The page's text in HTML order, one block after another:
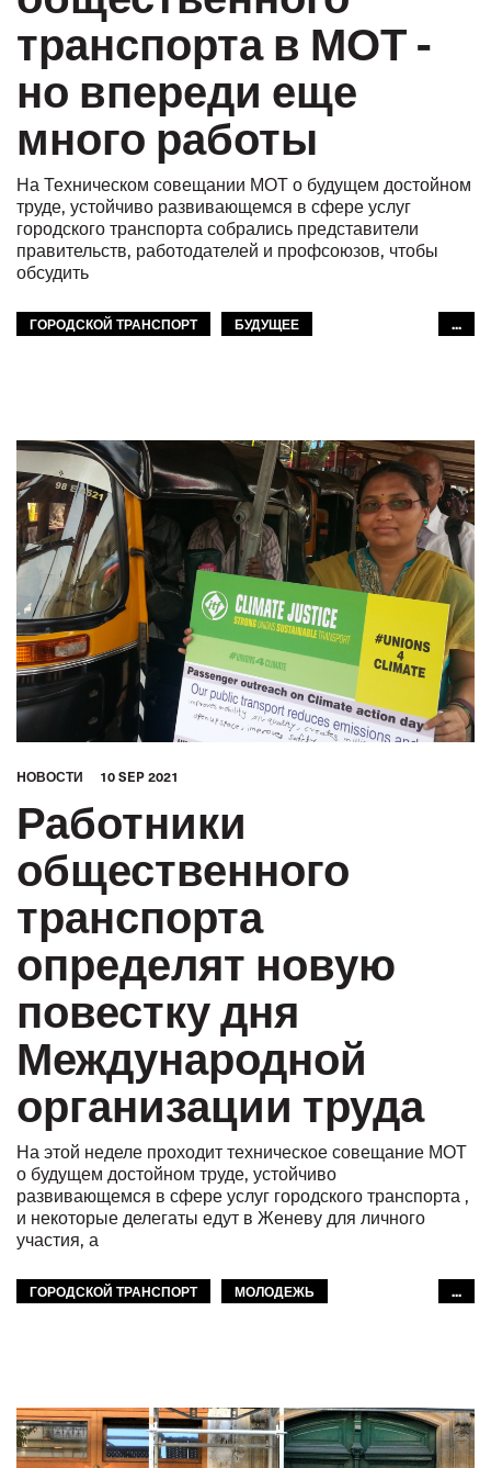
транспорта в МОТ -
но впереди еще
много работы
На Техническом совещании МОТ о будущем достойном
труде, устойчиво развивающемся в сфере услуг
городского транспорта собрались представители
правительств, работодателей и профсоюзов, чтобы
обсудить
ГОРОДСКОЙ ТРАНСПОРТ
БУДУЩЕЕ
...
HОВОСТИ 10 SEP 2021
Работники
общественного
транспорта
определят новую
повестку дня
Международной
организации труда
На этой неделе проходит техническое совещание МОТ
о будущем достойном труде, устойчиво
развивающемся в сфере услуг городского транспорта ,
и некоторые делегаты едут в Женеву для личного
участия, а
ГОРОДСКОЙ ТРАНСПОРТ
МОЛОДЕЖЬ
...